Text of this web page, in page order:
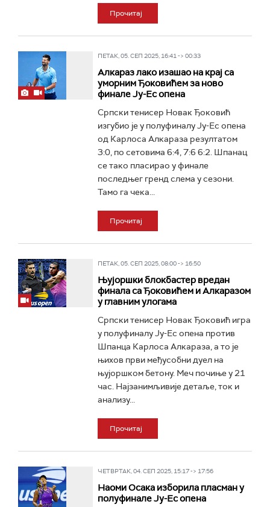
Прочитај
ПЕТАК, 05. СЕП 2025, 16:41 -> 00:33
Алкараз лако изашао на крај са
уморним Ђоковићем за ново
финале Ју-Ес опена
Српски тенисер Новак Ђоковић
изгубио је у полуфиналу Ју-Ес опена
од Карлоса Алкараза резултатом
3:0, по сетовима 6:4, 7:6 6:2. Шпанац
се тако пласирао у финале
последњег гренд слема у сезони.
Тамо га чека...
Прочитај
ПЕТАК, 05. СЕП 2025, 08:00 -> 16:50
Њујоршки блокбастер вредан
финала са Ђоковићем и Алкаразом
у главним улогама
Српски тенисер Новак Ђоковић игра
у полуфиналу Ју-Ес опена против
Шпанца Карлоса Алкараза, а то је
њихов први међусобни дуел на
њујоршком бетону. Меч почиње у 21
час. Најзанимљивије детаље, ток и
анализу...
Прочитај
ЧЕТВРТАК, 04. СЕП 2025, 15:17 -> 17:56
Наоми Осака изборила пласман у
полуфинале Ју-Ес опена